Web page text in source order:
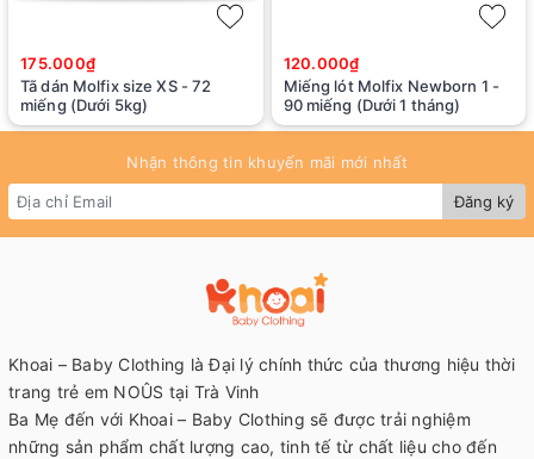
175.000₫
Tã dán Molfix size XS - 72
miếng (Dưới 5kg)
120.000₫
Miếng lót Molfix Newborn 1 -
90 miếng (Dưới 1 tháng)
Nhận thông tin khuyến mãi mới nhất
Đăng ký
Khoai – Baby Clothing là Đại lý chính thức của thương hiệu thời
trang trẻ em NOÛS tại Trà Vinh
Ba Mẹ đến với Khoai – Baby Clothing sẽ được trải nghiệm
những sản phẩm chất lượng cao, tinh tế từ chất liệu cho đến